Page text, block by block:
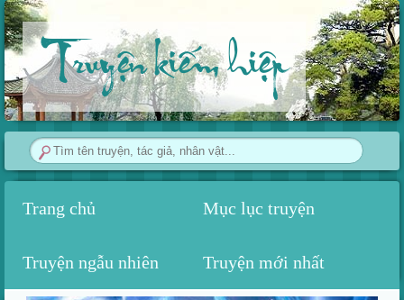
Truyện kiếm hiệp
Trang chủ Mục lục truyện
Truyện ngẫu nhiên Truyện mới nhất